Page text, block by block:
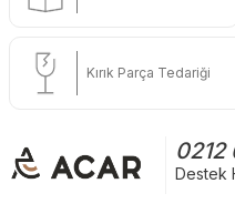
Kırık Parça Tedariği
0212
Destek